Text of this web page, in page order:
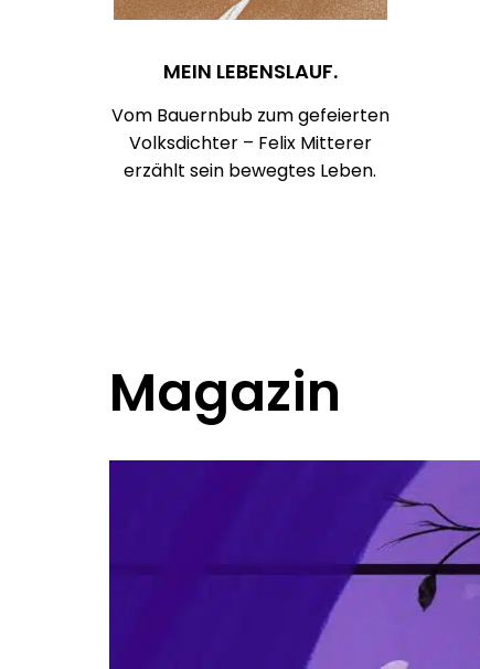
MEIN LEBENSLAUF.
Vom Bauernbub zum gefeierten
Volksdichter – Felix Mitterer
erzählt sein bewegtes Leben.
Magazin